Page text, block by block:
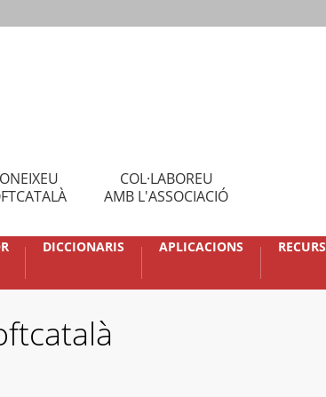
COL·LABOREU
AMB L'ASSOCIACIÓ
DICCIONARIS APLICACIONS